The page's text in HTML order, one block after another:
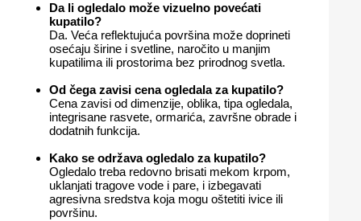
Da li ogledalo može vizuelno povećati
kupatilo?
Da. Veća reflektujuća površina može doprineti
osećaju širine i svetline, naročito u manjim
kupatilima ili prostorima bez prirodnog svetla.
Od čega zavisi cena ogledala za kupatilo?
Cena zavisi od dimenzije, oblika, tipa ogledala,
integrisane rasvete, ormarića, završne obrade i
dodatnih funkcija.
Kako se održava ogledalo za kupatilo?
Ogledalo treba redovno brisati mekom krpom,
uklanjati tragove vode i pare, i izbegavati
agresivna sredstva koja mogu oštetiti ivice ili
površinu.